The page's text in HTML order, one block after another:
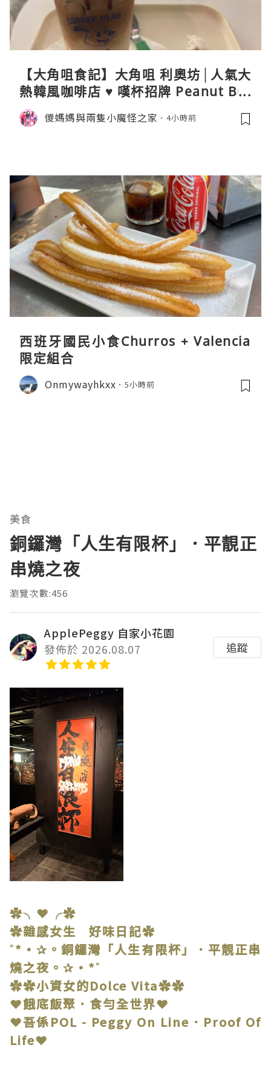
【大角咀食記】大角咀 利奧坊│人氣大
熱韓風咖啡店 ♥ 嘆杯招牌 Peanut But
ter Cream Latte ♥ Cozy Cream Cor
ner 儍媽媽與兩隻小魔怪之家 4小時前
西班牙國民小食Churros + Valencia
限定組合
Onmywayhkxx 5小時前
美食
銅鑼灣「人生有限杯」．平靚正
串燒之夜
瀏覽次數:456
ApplePeggy 自家小花園
發佈於 2026.08.07
追蹤
✿╮❤╭✿
✿雜感女生 好味日記✿
˚*•✰。銅鑼灣「人生有限杯」．平靚正串
燒之夜。✰•*˚
✿✿小資女的Dolce Vita✿✿
❤餓底飯聚．食勻全世界❤
❤吾係POL - Peggy On Line．Proof Of
Life❤